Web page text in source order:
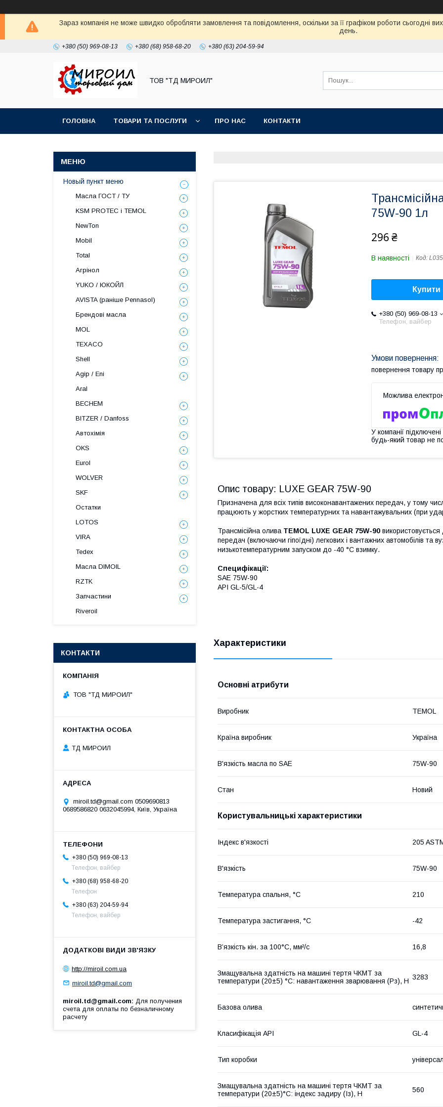
Зараз компанія не може швидко обробляти замовлення та повідомлення, оскільки за її графіком роботи сьогодні
день.
+380 (50) 969-08-13 +380 (68) 958-68-20 +380 (63) 204-59-94
ТОВ "ТД МИРОИЛ"
ГОЛОВНА ТОВАРИ ТА ПОСЛУГИ ПРО НАС КОНТАКТИ
75W-90 1л
296 ₴
В наявності Код:
Купити
+380 (50) 969-08-13
Телефон, вайбер
повернення товару
У компанії
будь-який товар не
Опис товару: LUXE GEAR 75W-90
Призначена для всіх типів високонавантажених передач, у тому
працюють у жорстких температурних та навантажувальних (при
Трансмісійна олива TEMOL LUXE GEAR 75W-90
передач (включаючи гіпоїдні) легкових і вантажних автомобілів та
низькотемпературним запуском до -40 °С взимку.
Специфікації:
SAE 75W-90
API GL-5/GL-4
Характеристики
Основні атрибути
Виробник TEMOL
Країна виробник Україна
В'язкість масла по SAE 75W-90
Стан Новий
Користувальницькі характеристики
Індекс в'язкості 205
В'язкість 75W-90
Температура спальня, °C 210
Температура застигання, °С -42
В’язкість кін. за 100°С, мм²/с 16,8
Змащувальна здатність на машині тертя ЧКМТ за
температури (20±5) °С: навантаження зварювання (Рз), Н 3283
Базова олива
Класифікація API GL-4
Тип коробки
Змащувальна здатність на машині тертя ЧКМТ за
температури (20±5)°С: індекс задиру (Із), Н
560
Новый пункт меню
Масла ГОСТ / ТУ
KSM PROTEC і TEMOL
NewTon
Mobil
Total
Агрінол
YUKO / ЮКОЙЛ
AVISTA (раніше Pennasol)
Брендові масла
MOL
TEXACO
Shell
Agip / Eni
Aral
BECHEM
BITZER / Danfoss
Автохімія
OKS
Eurol
WOLVER
SKF
Остатки
LOTOS
VIRA
Tedex
Масла DIMOIL
RZTK
Запчастини
Riveroil
КОНТАКТИ
ТОВ "ТД МИРОИЛ"
ТД МИРОИЛ
miroil.td@gmail.com 0509690813
0689586820 0632045994, Київ, Україна
+380 (50) 969-08-13
Телефон, вайбер
+380 (68) 958-68-20
Телефон
+380 (63) 204-59-94
Телефон, вайбер
http://miroil.com.ua
miroil.td@gmail.com
miroil.td@gmail.com Для получения
счета для оплаты по безналичному
расчету